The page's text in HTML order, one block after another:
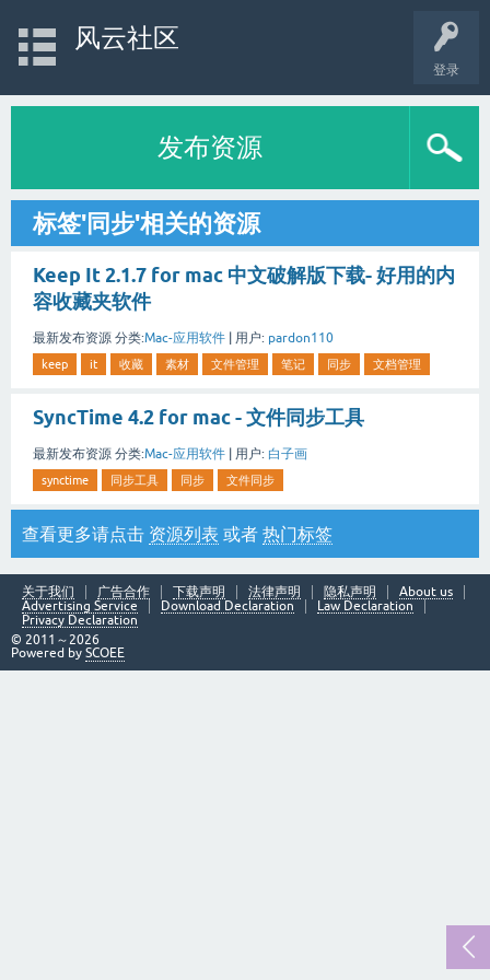
登录
风云社区
发布资源
标签'同步'相关的资源
Keep It 2.1.7 for mac 中文破解版下载- 好用的内
容收藏夹软件
最新发布资源 分类:Mac-应用软件 用户: pardon110
keep it 收藏 素材 文件管理 笔记 同步 文档管理
SyncTime 4.2 for mac - 文件同步工具
最新发布资源 分类:Mac-应用软件 用户: 白子画
synctime 同步工具 同步 文件同步
查看更多请点击 资源列表 或者 热门标签
关于我们 广告合作 下载声明 法律声明 隐私声明
About us
Advertising Service
Download Declaration
Law Declaration
Privacy Declaration
© 2011～2026
Powered by SCOEE